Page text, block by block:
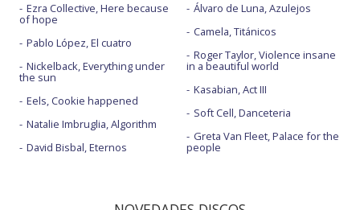
Ezra Collective, Here because
of hope
Pablo López, El cuatro
Nickelback, Everything under
the sun
Eels, Cookie happened
Natalie Imbruglia, Algorithm
David Bisbal, Eternos
Álvaro de Luna, Azulejos
Camela, Titánicos
Roger Taylor, Violence insane
in a beautiful world
Kasabian, Act III
Soft Cell, Danceteria
Greta Van Fleet, Palace for the
people